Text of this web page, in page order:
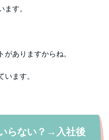
す。
ありますからね。
います。
らない？→入社後